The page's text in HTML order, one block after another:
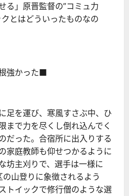
る」原晋監督の”コミュ力
クとはどういったものなの
強かった■
足を運び、寒風すさぶ中、ひ
まで力を尽くし倒れ込んでく
だった。合宿所に出入りする
家庭教師も仰せつかるように
坊主刈りで、選手は一様に
の山登りに象徴されるよう
トイックで修行僧のような選